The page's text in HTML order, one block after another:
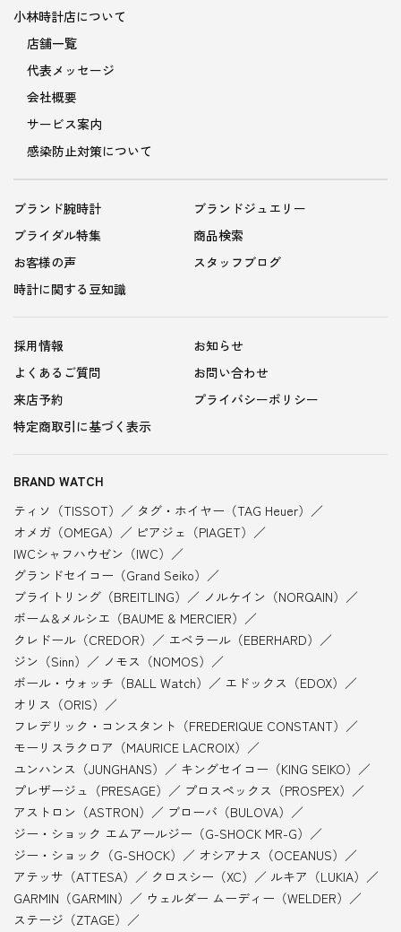
小林時計店について
店舗一覧
代表メッセージ
会社概要
サービス案内
感染防止対策について
ブランド腕時計
ブランドジュエリー
ブライダル特集
商品検索
お客様の声
スタッフブログ
時計に関する豆知識
採用情報
お知らせ
よくあるご質問
お問い合わせ
来店予約
プライバシーポリシー
特定商取引に基づく表示
BRAND WATCH
ティソ（TISSOT）
タグ・ホイヤー（TAG Heuer）
オメガ（OMEGA）
ピアジェ（PIAGET）
IWCシャフハウゼン（IWC）
グランドセイコー（Grand Seiko）
ブライトリング（BREITLING）
ノルケイン（NORQAIN）
ボーム&メルシエ（BAUME & MERCIER）
クレドール（CREDOR）
エベラール（EBERHARD）
ジン（Sinn）
ノモス（NOMOS）
ボール・ウォッチ（BALL Watch）
エドックス（EDOX）
オリス（ORIS）
フレデリック・コンスタント（FREDERIQUE CONSTANT）
モーリスラクロア（MAURICE LACROIX）
ユンハンス（JUNGHANS）
キングセイコー（KING SEIKO）
プレザージュ（PRESAGE）
プロスペックス（PROSPEX）
アストロン（ASTRON）
ブローバ（BULOVA）
ジー・ショック エムアールジー（G-SHOCK MR-G）
ジー・ショック（G-SHOCK）
オシアナス（OCEANUS）
アテッサ（ATTESA）
クロスシー（XC）
ルキア（LUKIA）
GARMIN（GARMIN）
ウェルダー ムーディー（WELDER）
ステージ（ZTAGE）